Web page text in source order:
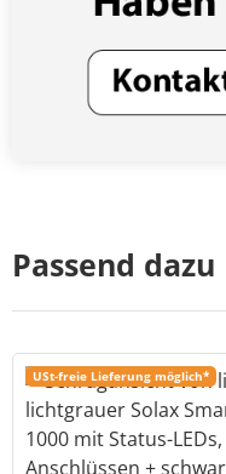
Passend dazu
USt-freie Lieferung möglich*